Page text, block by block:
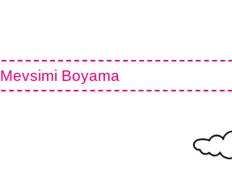
Boyama